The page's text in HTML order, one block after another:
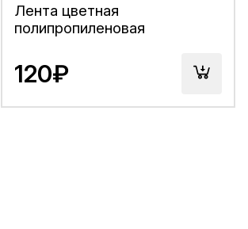
Лента цветная
полипропиленовая
120₽